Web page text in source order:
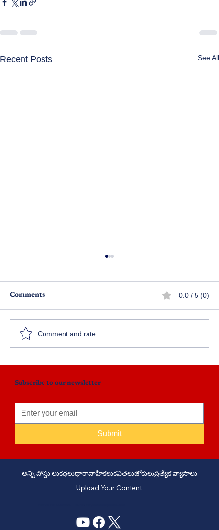
Recent Posts See All
Comments 0.0 / 5 (0)
Comment and rate...
Subscribe to our newsletter
Submit
అన్ని పోస్టు లుకథలుధారావాహికలుకవితలుజోకులుప్రత్యేక వ్యాసాలు
Upload Your Content